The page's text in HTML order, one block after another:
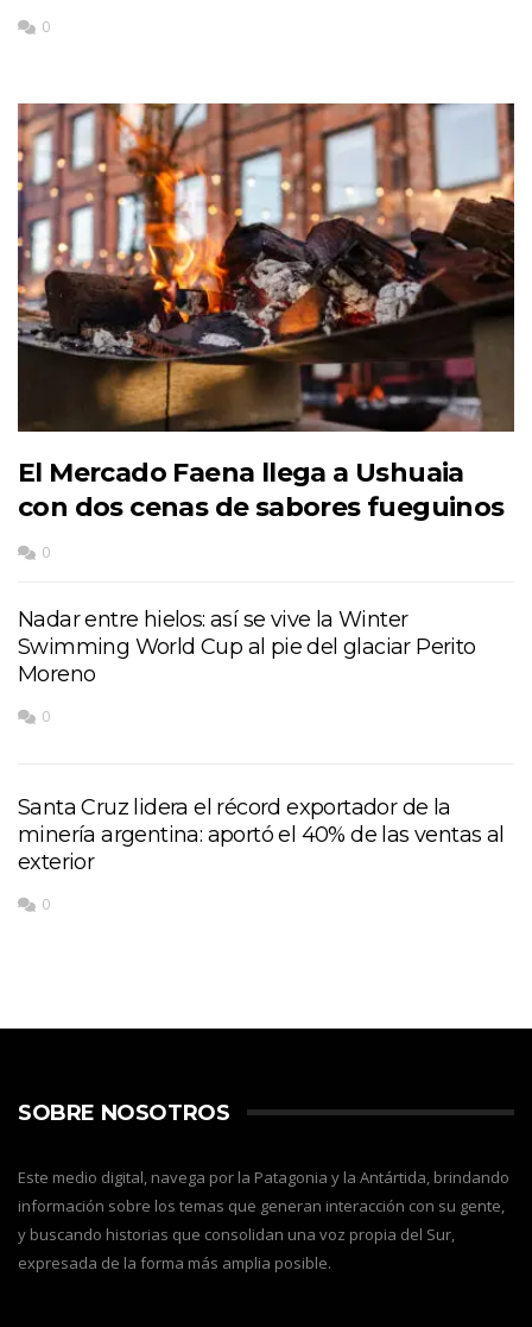
0
El Mercado Faena llega a Ushuaia
con dos cenas de sabores fueguinos
0
Nadar entre hielos: así se vive la Winter
Swimming World Cup al pie del glaciar Perito
Moreno
0
Santa Cruz lidera el récord exportador de la
minería argentina: aportó el 40% de las ventas al
exterior
0
SOBRE NOSOTROS
Este medio digital, navega por la Patagonia y la Antártida, brindando
información sobre los temas que generan interacción con su gente,
y buscando historias que consolidan una voz propia del Sur,
expresada de la forma más amplia posible.